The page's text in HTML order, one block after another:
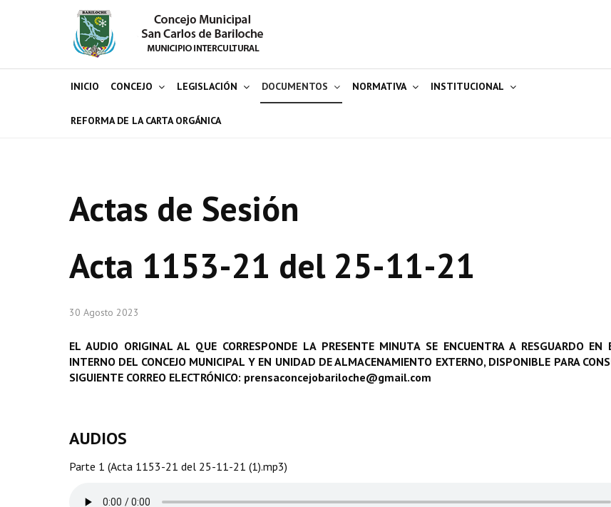
INICIO CONCEJO LEGISLACIÓN DOCUMENTOS NORMATIVA INSTITUCIONAL
REFORMA DE LA CARTA ORGÁNICA
Actas de Sesión
Acta 1153-21 del 25-11-21
30 Agosto 2023
EL AUDIO ORIGINAL AL QUE CORRESPONDE LA PRESENTE MINUTA SE ENCUENTRA A RESGUARDO EN
INTERNO DEL CONCEJO MUNICIPAL Y EN UNIDAD DE ALMACENAMIENTO EXTERNO, DISPONIBLE PARA
SIGUIENTE CORREO ELECTRÓNICO: prensaconcejobariloche@gmail.com
AUDIOS
Parte 1 (Acta 1153-21 del 25-11-21 (1).mp3)